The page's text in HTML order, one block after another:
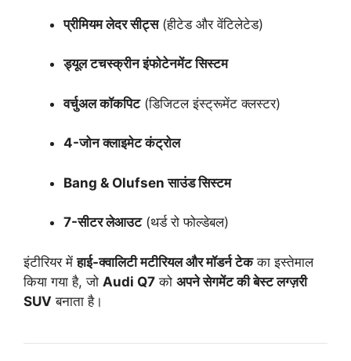
प्रीमियम लेदर सीट्स(हीटेड और वेंटिलेटेड)
ड्यूल टचस्क्रीन इंफोटेनमेंट सिस्टम
वर्चुअल कॉकपिट(डिजिटल इंस्ट्रूमेंट क्लस्टर)
4-जोन क्लाइमेट कंट्रोल
Bang & Olufsen साउंड सिस्टम
7-सीटर लेआउट(थर्ड रो फोल्डेबल)
इंटीरियर मेंहाई-क्वालिटी मटीरियल और मॉडर्न टेकका इस्तेमाल
किया गया है, जो Audi Q7 को अपने सेगमेंट की बेस्ट लग्ज़री
SUV बनाता है।